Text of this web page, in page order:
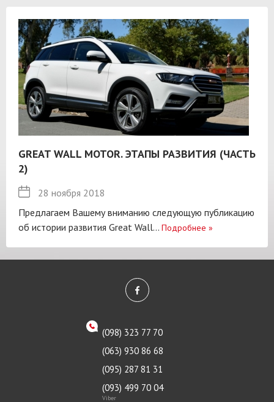
GREAT WALL MOTOR. ЭТАПЫ РАЗВИТИЯ (ЧАСТЬ
2)
28 ноября 2018
Предлагаем Вашему вниманию следующую публикацию
об истории развития Great Wall... Подробнее »
(098) 323 77 70
(063) 930 86 68
(095) 287 81 31
(093) 499 70 04
Viber